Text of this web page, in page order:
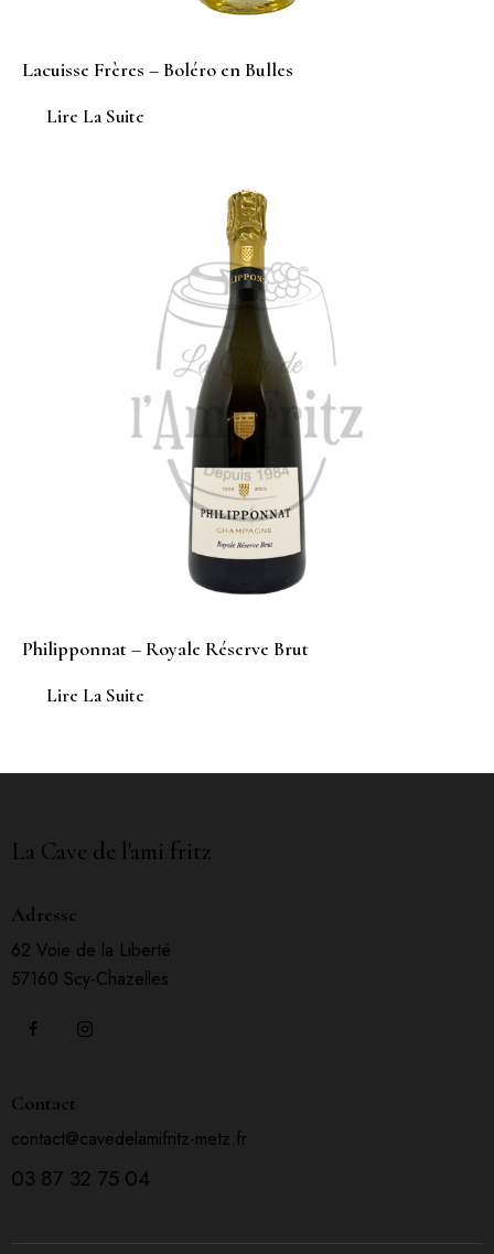
Lacuisse Frères – Boléro en Bulles
Lire La Suite
Philipponnat – Royale Réserve Brut
Lire La Suite
La Cave de l'ami fritz
Adresse
62 Voie de la Liberté
57160 Scy-Chazelles
Contact
contact@cavedelamifritz-metz.fr
03 87 32 75 04